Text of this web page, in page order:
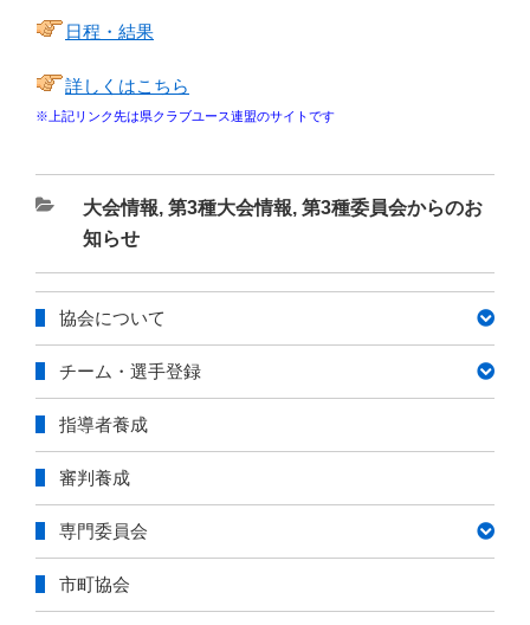
日程・結果
詳しくはこちら
※上記リンク先は県クラブユース連盟のサイトです
カ
テ
ゴ
ー
大会情報, 第3種大会情報, 第3種委員会からのお
知らせ
協会について
チーム・選手登録
指導者養成
審判養成
専門委員会
市町協会